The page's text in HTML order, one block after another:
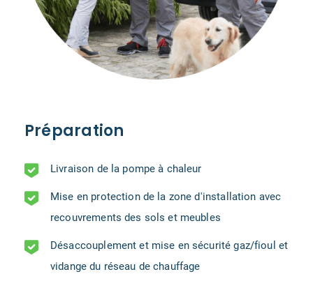
Préparation
Livraison de la pompe à chaleur
Mise en protection de la zone d'installation avec
recouvrements des sols et meubles
Désaccouplement et mise en sécurité gaz/fioul et
vidange du réseau de chauffage